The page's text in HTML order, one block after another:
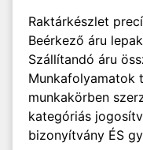
Raktárkészlet
Beérkező áru
Szállítandó áru
Munkafolyamatok
munkakörben
kategóriás
bizonyítvány ÉS